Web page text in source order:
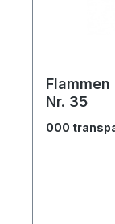
Nr. 35
000